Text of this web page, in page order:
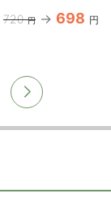
720 円 698 円